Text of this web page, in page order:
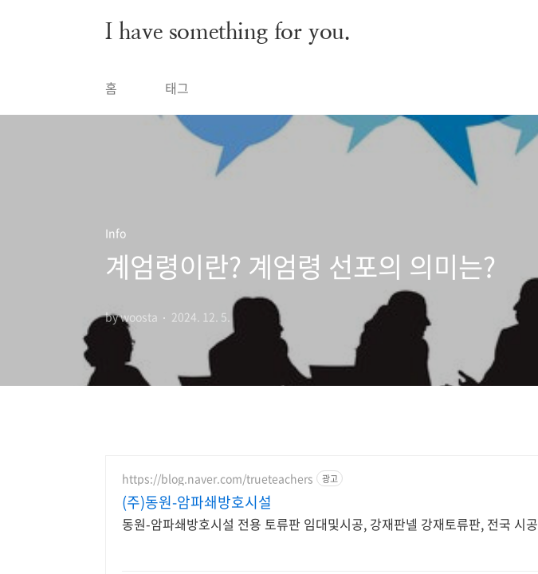
I have something for you.
홈 태그
Info
계엄령이란? 계엄령 선포의 의미는?
by woosta 2024. 12. 5.
https://blog.naver.com/trueteachers 광고
(주)동원-암파쇄방호시설
동원-암파쇄방호시설 전용 토류판 임대및시공, 강재판넬 강재토류판, 전국 시공